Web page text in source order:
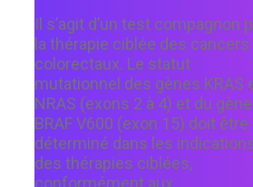
Il s’agit d’un test compagnon
la thérapie ciblée des cancers
colorectaux. Le statut
mutationnel des gènes KRAS
NRAS (exons 2 à 4) et du gène
BRAF V600 (exon 15) doit être
déterminé dans les
des thérapies ciblées,
conformément aux